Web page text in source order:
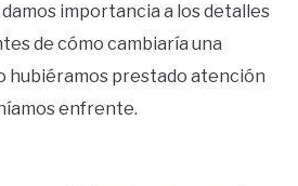
importancia a los detalles
de cómo cambiaría una
hubiéramos prestado atención
enfrente.